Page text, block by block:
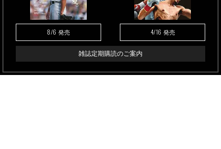
8/6 発売 4/16 発売
雑誌定期購読のご案内